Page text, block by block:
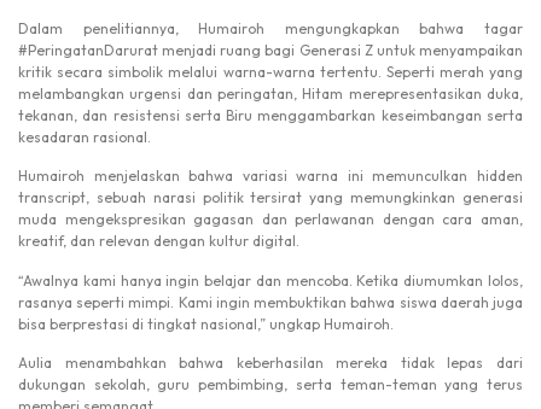
Dalam penelitiannya, Humairoh mengungkapkan bahwa tagar
#PeringatanDarurat menjadi ruang bagi Generasi Z untuk menyampaikan
kritik secara simbolik melalui warna-warna tertentu. Seperti merah yang
melambangkan urgensi dan peringatan, Hitam merepresentasikan duka,
tekanan, dan resistensi serta Biru menggambarkan keseimbangan serta
kesadaran rasional.
Humairoh menjelaskan bahwa variasi warna ini memunculkan hidden
transcript, sebuah narasi politik tersirat yang memungkinkan generasi
muda mengekspresikan gagasan dan perlawanan dengan cara aman,
kreatif, dan relevan dengan kultur digital.
“Awalnya kami hanya ingin belajar dan mencoba. Ketika diumumkan lolos,
rasanya seperti mimpi. Kami ingin membuktikan bahwa siswa daerah juga
bisa berprestasi di tingkat nasional,” ungkap Humairoh.
Aulia menambahkan bahwa keberhasilan mereka tidak lepas dari
dukungan sekolah, guru pembimbing, serta teman-teman yang terus